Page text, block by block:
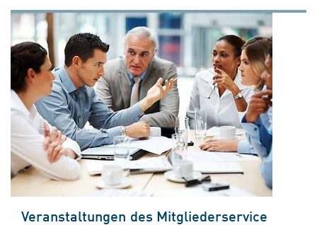
Veranstaltungen des Mitgliederservice